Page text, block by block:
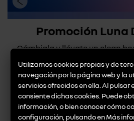
Promoción Luna
Cámbiala y llévate un clean
ver
Utilizamos cookies propias y de
navegación por la página web y la
servicios ofrecidos en ella. Al pulsar
consiente dichas cookies. Puede
información, o bien conocer cómo
configuración, pulsando enMás